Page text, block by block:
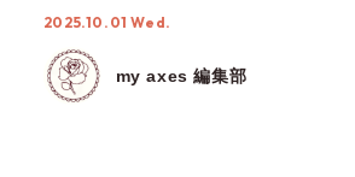
続々と！さらに、今月の
2025.10.01 Wed.
my axes 編集部